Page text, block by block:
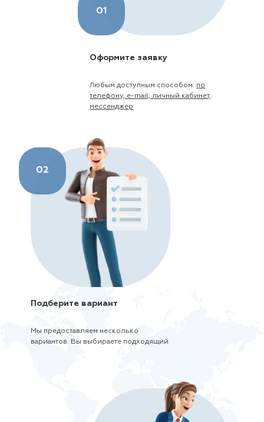
01
Оформите заявку
Любым доступным способом: по
телефону, e-mail, личный кабинет,
мессенджер
02
Подберите вариант
Мы предоставляем несколько
вариантов. Вы выбираете подходящий